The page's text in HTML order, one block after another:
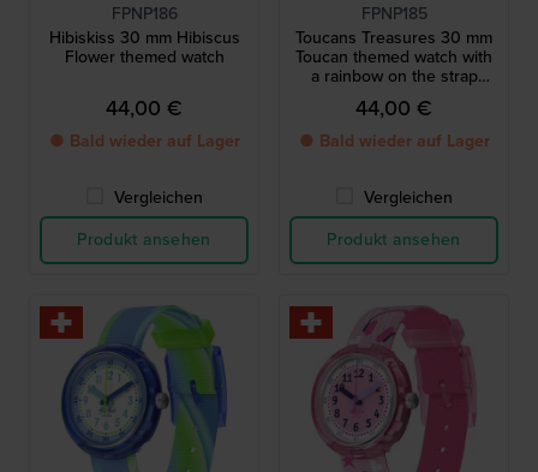
FPNP186
Hibiskiss 30 mm Hibiscus
Flower themed watch
44,00 €
● Bald wieder auf Lager
Vergleichen
Produkt ansehen
FPNP185
Toucans Treasures 30 mm
Toucan themed watch with
a rainbow on the strap
inner side
44,00 €
● Bald wieder auf Lager
Vergleichen
Produkt ansehen